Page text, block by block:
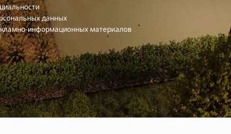
данных
информационных материалов